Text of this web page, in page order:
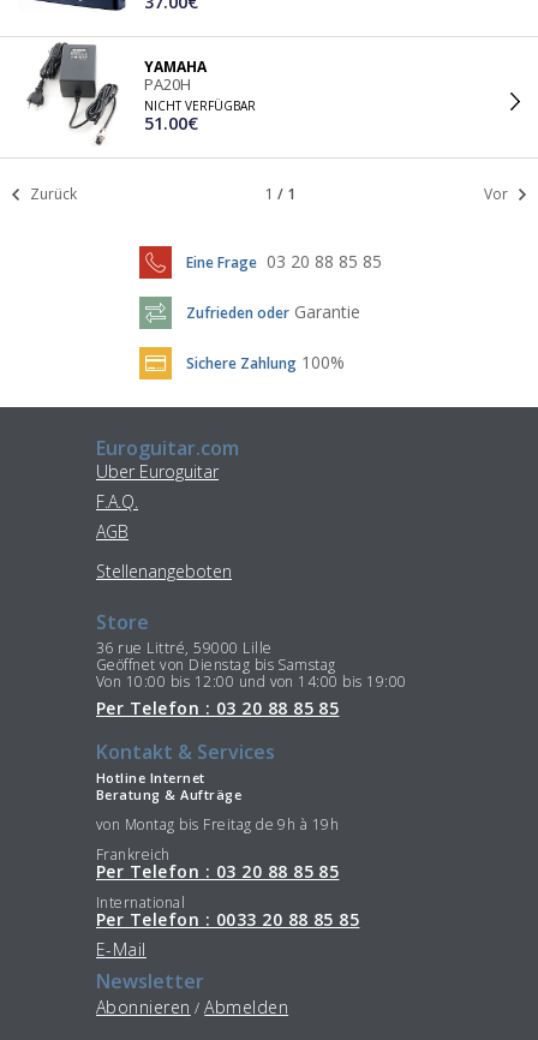
YAMAHA
PA20H
NICHT VERFÜGBAR
51.00€
Zurück 1 / 1 Vor
Eine Frage 03 20 88 85 85
Zufrieden oder Garantie
Sichere Zahlung 100%
Euroguitar.com
Uber Euroguitar
F.A.Q.
AGB
Stellenangeboten
Store
36 rue Littré, 59000 Lille
Geöffnet von Dienstag bis Samstag
Von 10:00 bis 12:00 und von 14:00 bis 19:00
Per Telefon : 03 20 88 85 85
Kontakt & Services
Hotline Internet
Beratung & Aufträge
von Montag bis Freitag de 9h à 19h
Frankreich
Per Telefon : 03 20 88 85 85
International
Per Telefon : 0033 20 88 85 85
E-Mail
Newsletter
Abonnieren /Abmelden